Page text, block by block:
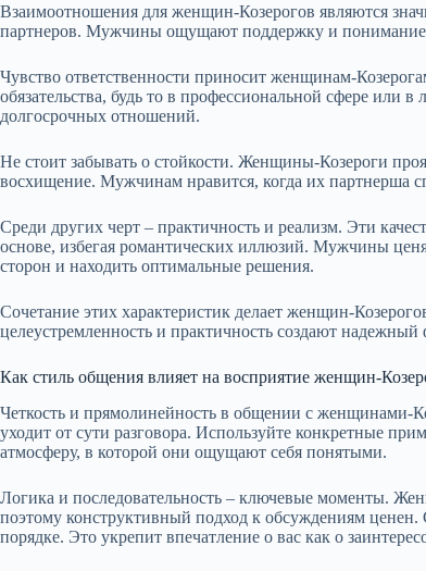
Взаимоотношения для женщин-Козерогов являются
партнеров. Мужчины ощущают поддержку и понимание
Чувство ответственности приносит женщинам-
обязательства, будь то в профессиональной сфере или
долгосрочных отношений.
Не стоит забывать о стойкости. Женщины-Козероги
восхищение. Мужчинам нравится, когда их партнерша
Среди других черт – практичность и реализм. Эти
основе, избегая романтических иллюзий. Мужчины
сторон и находить оптимальные решения.
Сочетание этих характеристик делает женщин-
целеустремленность и практичность создают
Как стиль общения влияет на восприятие женщин-
Четкость и прямолинейность в общении с женщинами-
уходит от сути разговора. Используйте конкретные
атмосферу, в которой они ощущают себя понятыми.
Логика и последовательность – ключевые моменты.
поэтому конструктивный подход к обсуждениям
порядке. Это укрепит впечатление о вас как о